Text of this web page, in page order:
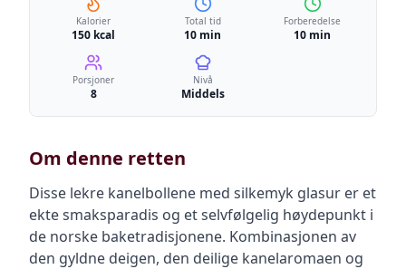
Kalorier
150 kcal
Total tid
10 min
Forberedelse
10 min
Porsjoner
8
Nivå
Middels
Om denne retten
Disse lekre kanelbollene med silkemyk glasur er et
ekte smaksparadis og et selvfølgelig høydepunkt i
de norske baketradisjonene. Kombinasjonen av
den gyldne deigen, den deilige kanelaromaen og